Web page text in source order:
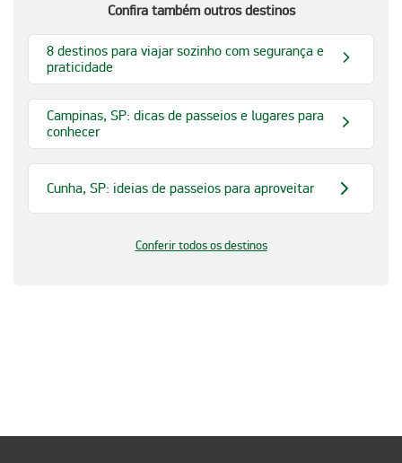
Confira também outros destinos
8 destinos para viajar sozinho com segurança e
praticidade
Campinas, SP: dicas de passeios e lugares para
conhecer
Cunha, SP: ideias de passeios para aproveitar
Conferir todos os destinos